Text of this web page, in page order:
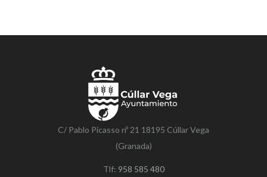
C/ Pablo Picasso nº 21 18195 Cúllar Vega
(Granada)
Tlf: 958 585 480